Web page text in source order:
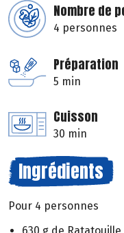
Nombre de
4 personnes
Préparation
5 min
Cuisson
30 min
Ingrédients
Pour 4 personnes